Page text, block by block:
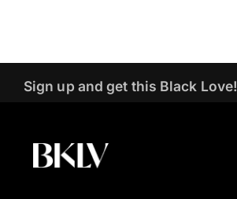
Sign up and get this Black Love!